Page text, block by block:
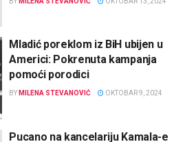
Mladić poreklom iz BiH ubijen u
Americi: Pokrenuta kampanja
pomoći porodici
BY MILENA STEVANOVIĆ OKTOBAR 9, 2024
Pucano na kancelariju Kamala-e